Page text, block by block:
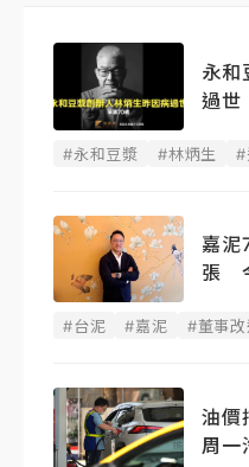
永和
過
#永和豆漿 #林炳生 #
嘉泥
張
#台泥 #嘉泥 #董事改
油價
周一